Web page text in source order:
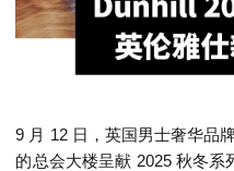
9 月 12 日，英国男士奢华品
的总会大楼呈献 2025 秋冬